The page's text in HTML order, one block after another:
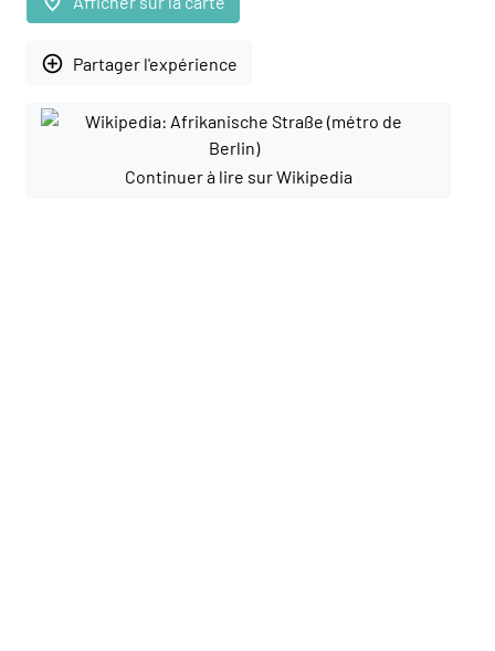
add_circle_outline Partager l'expérience
Continuer à lire sur Wikipedia